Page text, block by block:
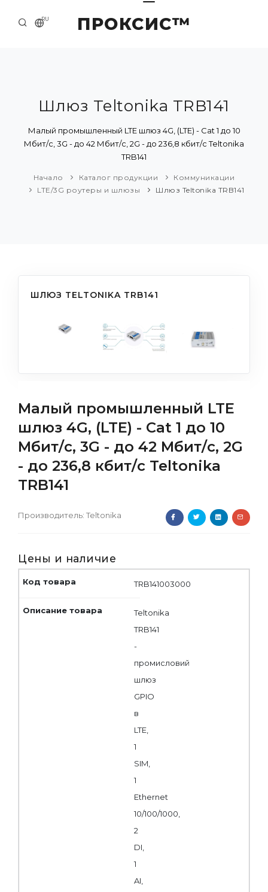
ПРОКСИС™
RU
О КОМПАНИИ
ПРИМЕРЫ И РЕШЕНИЯ
КАТАЛОГ ПРОДУКЦИИ
ПРЕСС-ЦЕНТР
Шлюз Teltonika TRB141
Малый промышленный LTE шлюз 4G, (LTE) - Cat 1 до 10
Мбит/с, 3G - до 42 Мбит/с, 2G - до 236,8 кбит/с Teltonika
TRB141
Начало Каталог продукции
Коммуникации
LTE/3G роутеры и шлюзы
Шлюз Teltonika TRB141
ШЛЮЗ TELTONIKA TRB141
Малый промышленный LTE
шлюз 4G, (LTE) - Cat 1 до 10
Мбит/с, 3G - до 42 Мбит/с, 2G
- до 236,8 кбит/с Teltonika
TRB141
Производитель: Teltonika
Цены и наличие
TRB141003000
Teltonika
TRB141
-
промисловий
шлюз
GPIO
в
LTE,
1
SIM,
1
Ethernet
10/100/1000,
2
DI,
1
AI,